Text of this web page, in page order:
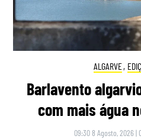
ALGARVE,
Barlavento
com mais água
09:30 8 Agosto, 2026 |